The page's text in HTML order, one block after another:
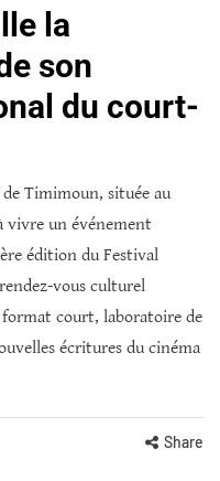
la
son
du court-
Timimoun, située au
vivre un événement
édition du Festival
vous culturel
court, laboratoire de
écritures du cinéma
Share